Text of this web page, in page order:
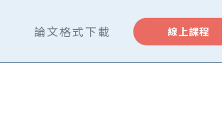
論文格式下載 線上課程